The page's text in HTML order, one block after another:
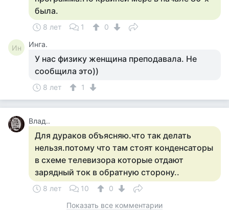
была.
8 лет 1 0
Ин Инга.
У нас физику женщина преподавала. Не
сообщила это))
8 лет 1
Влад..
Для дураков объясняю.что так делать
нельзя.потому что там стоят конденсаторы
в схеме телевизора которые отдают
зарядный ток в обратную сторону..
8 лет 10
0
Показать все комментарии